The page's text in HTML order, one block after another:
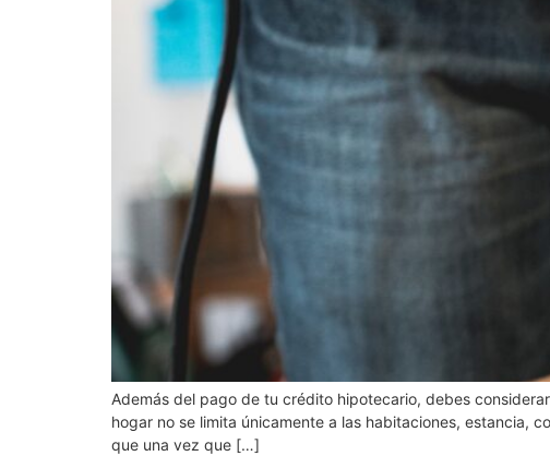
Además del pago de tu crédito hipotecario, debes
hogar no se limita únicamente a las habitaciones, estancia,
que una vez que […]